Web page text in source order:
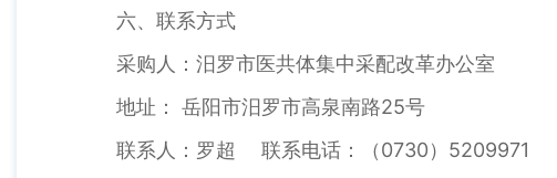
六、联系方式
采购人：汨罗市医共体集中采配改革办公室
地址： 岳阳市汨罗市高泉南路25号
联系人：罗超 联系电话：（0730）5209971